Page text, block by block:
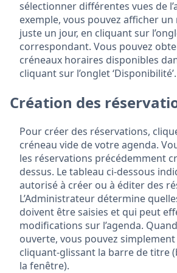
sélectionner différentes vues de
exemple, vous pouvez afficher
juste un jour, en cliquant sur
correspondant. Vous pouvez
créneaux horaires disponibles
cliquant sur l’onglet ‘Disponibilité’.
Création des
Pour créer des réservations,
créneau vide de votre agenda.
les réservations précédemment
dessus. Le tableau ci-dessous
autorisé à créer ou à éditer des
L’Administrateur détermine
doivent être saisies et qui peut
modifications sur l’agenda.
ouverte, vous pouvez
cliquant-glissant la barre de titre
la fenêtre).